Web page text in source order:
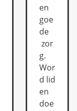
en
goe
de
zor
g.
Wor
d lid
en
doe